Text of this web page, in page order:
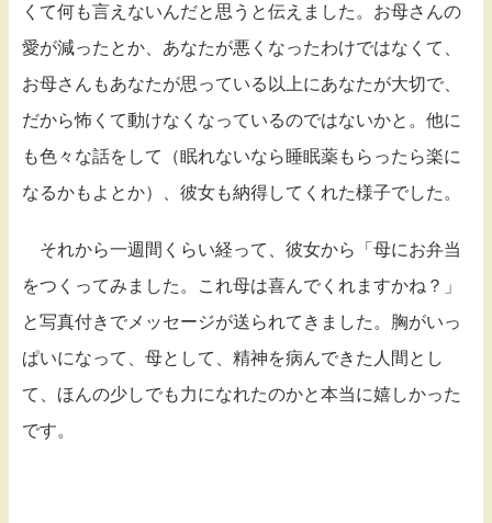
くて何も言えないんだと思うと伝えました。お母さんの
愛が減ったとか、あなたが悪くなったわけではなくて、
お母さんもあなたが思っている以上にあなたが大切で、
だから怖くて動けなくなっているのではないかと。他に
も色々な話をして（眠れないなら睡眠薬もらったら楽に
なるかもよとか）、彼女も納得してくれた様子でした。
それから一週間くらい経って、彼女から「母にお弁当
をつくってみました。これ母は喜んでくれますかね？」
と写真付きでメッセージが送られてきました。胸がいっ
ぱいになって、母として、精神を病んできた人間とし
て、ほんの少しでも力になれたのかと本当に嬉しかった
です。